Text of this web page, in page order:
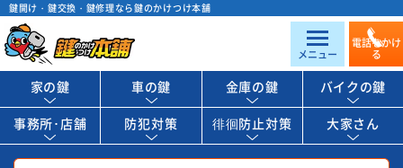
鍵開け・鍵交換・鍵修理なら鍵のかけつけ本舗
メニュー
電話をかけ
る
家の鍵 車の鍵 金庫の鍵 バイクの鍵
事務所･店舗 防犯対策 徘徊防止対策 大家さん